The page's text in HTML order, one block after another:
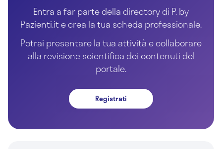
Entra a far parte della directory di P. by
Pazienti.it e crea la tua scheda professionale.
Potrai presentare la tua attività e collaborare
alla revisione scientifica dei contenuti del
portale.
Registrati